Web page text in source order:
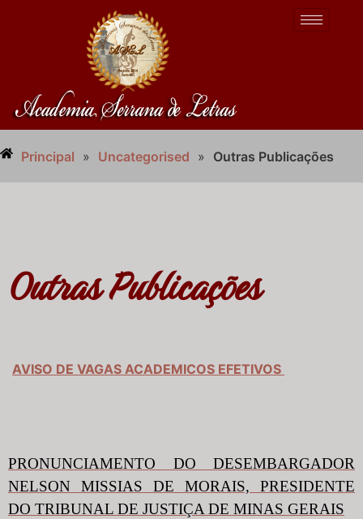
Principal » Uncategorised » Outras Publicações
Outras Publicações
AVISO DE VAGAS ACADEMICOS EFETIVOS
PRONUNCIAMENTO DO DESEMBARGADOR
NELSON MISSIAS DE MORAIS, PRESIDENTE
DO TRIBUNAL DE JUSTIÇA DE MINAS GERAIS